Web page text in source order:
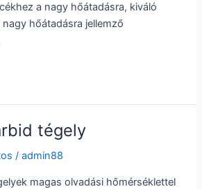
a nagy hőátadásra, kiváló
hőátadásra jellemző
tégely
/admin88
magas olvadási hőmérséklettel